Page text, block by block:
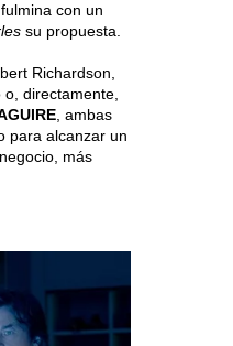
con un
su propuesta.
Richardson,
directamente,
, ambas
para alcanzar un
más